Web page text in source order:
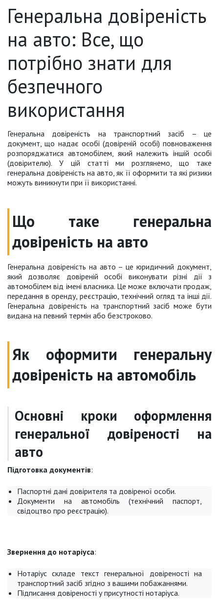
Генеральна довіреність
на авто: Все, що
потрібно знати для
безпечного
використання
Генеральна довіреність на транспортний засіб – це
документ, що надає особі (довіреній особі) повноваження
розпоряджатися автомобілем, який належить іншій особі
(довірителю). У цій статті ми розглянемо, що таке
генеральна довіреність на авто, як її оформити та які ризики
можуть виникнути при її використанні.
Що таке генеральна
довіреність на авто
Генеральна довіреність на авто – це юридичний документ,
який дозволяє довіреній особі виконувати різні дії з
автомобілем від імені власника. Це може включати продаж,
передання в оренду, реєстрацію, технічний огляд та інші дії.
Генеральна довіреність на транспортний засіб може бути
видана на певний термін або безстроково.
Як оформити генеральну
довіреність на автомобіль
Основні кроки оформлення
генеральної довіреності на
авто
Підготовка документів:
Паспортні дані довірителя та довіреної особи.
Документи на автомобіль (технічний паспорт,
свідоцтво про реєстрацію).
Звернення до нотаріуса:
Нотаріус складе текст генеральної довіреності на
транспортний засіб згідно з вашими побажаннями.
Підписання довіреності у присутності нотаріуса.